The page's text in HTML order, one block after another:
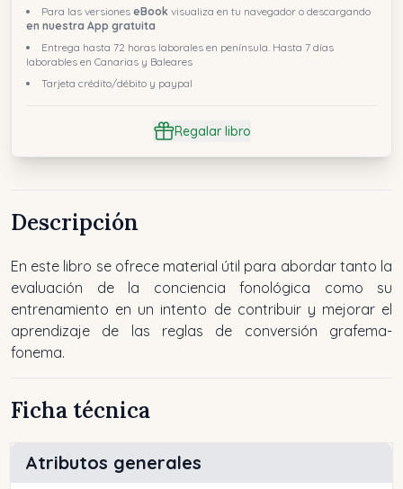
Para las versiones eBook visualiza en tu navegador o descargando
en nuestra App gratuita
Entrega hasta 72 horas laborales en península. Hasta 7 días
laborables en Canarias y Baleares
Tarjeta crédito/débito y paypal
Regalar libro
Descripción
En este libro se ofrece material útil para abordar tanto la
evaluación de la conciencia fonológica como su
entrenamiento en un intento de contribuir y mejorar el
aprendizaje de las reglas de conversión grafema-
fonema.
Ficha técnica
Atributos generales